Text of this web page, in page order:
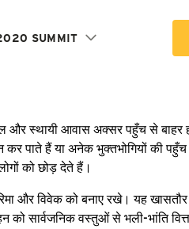
SUMMIT
और स्थायी आवास अक्सर पहुँच से
हैं या अनेक भुक्तभोगियों की पहुँच
को छोड़ देते हैं।
और विवेक को बनाए रखे। यह
वस्तुओं से भली-भांति वित्त